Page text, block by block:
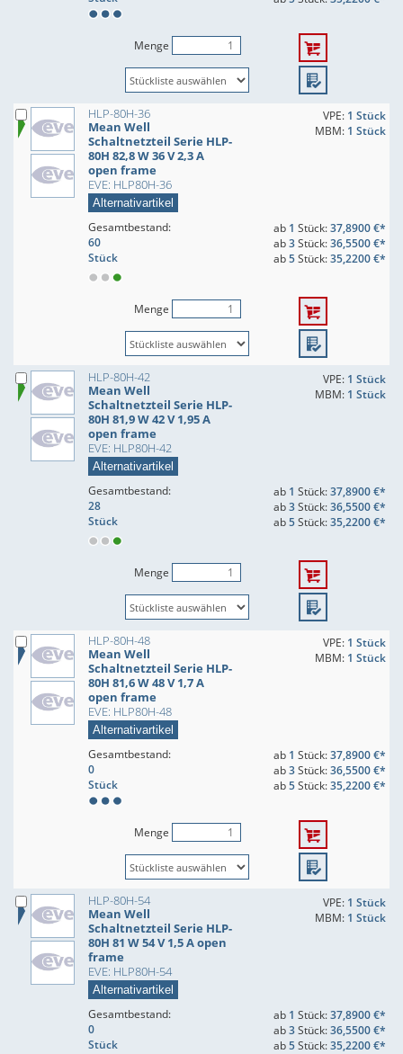
Menge
HLP-80H-36
Mean Well
Schaltnetzteil Serie HLP-
80H 82,8 W 36 V 2,3 A
open frame
EVE: HLP80H-36
Alternativartikel
VPE: 1 Stück
MBM: 1 Stück
Gesamtbestand:
60
Stück
ab 1 Stück:37,8900 €*
ab3Stück:36,5500 €*
ab5Stück:35,2200 €*
Menge
HLP-80H-42
Mean Well
Schaltnetzteil Serie HLP-
80H 81,9 W 42 V 1,95 A
open frame
EVE: HLP80H-42
Alternativartikel
VPE: 1 Stück
MBM: 1 Stück
Gesamtbestand:
28
Stück
ab 1 Stück:37,8900 €*
ab3Stück:36,5500 €*
ab5Stück:35,2200 €*
Menge
HLP-80H-48
Mean Well
Schaltnetzteil Serie HLP-
80H 81,6 W 48 V 1,7 A
open frame
EVE: HLP80H-48
Alternativartikel
VPE: 1 Stück
MBM: 1 Stück
Gesamtbestand:
0
Stück
ab 1 Stück:37,8900 €*
ab3Stück:36,5500 €*
ab5Stück:35,2200 €*
Menge
HLP-80H-54
Mean Well
Schaltnetzteil Serie HLP-
80H 81 W 54 V 1,5 A open
frame
EVE: HLP80H-54
Alternativartikel
VPE: 1 Stück
MBM: 1 Stück
Gesamtbestand:
0
Stück
ab 1 Stück:37,8900 €*
ab3Stück:36,5500 €*
ab5Stück:35,2200 €*